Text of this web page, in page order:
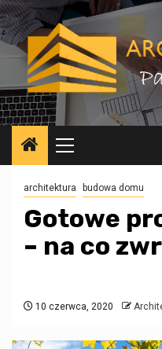
Przejdź
do
treści
Menu
główne
architektura budowa domu
Gotowe
– na co
10 czerwca, 2020